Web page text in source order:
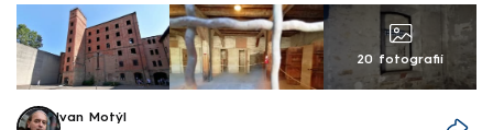
20 fotografií
Ivan Motýl